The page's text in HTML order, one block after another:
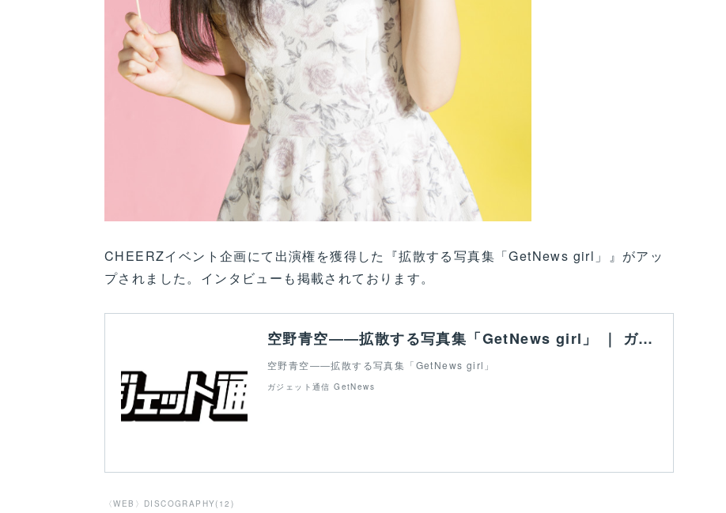
CHEERZイベント企画にて出演権を獲得した『拡散する写真集「GetNews girl」』がアッ
プされました。インタビューも掲載されております。
空野青空――拡散する写真集「GetNews girl」 ｜ ガジェット通信 GetNews
空野青空――拡散する写真集「GetNews girl」
ガジェット通信 GetNews
〈WEB〉DISCOGRAPHY( 12 )